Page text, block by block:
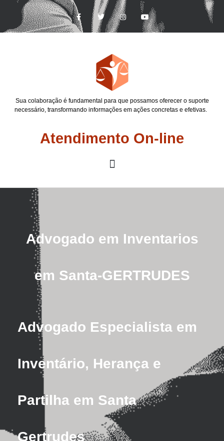
Sua colaboração é fundamental para que possamos oferecer o suporte
necessário, transformando informações em ações concretas e efetivas.
Atendimento On-line
Advogado em Inventarios
em Santa-GERTRUDES
Advogado Especialista em
Inventário, Herança e
Partilha em Santa
Gertrudes